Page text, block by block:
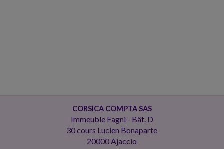
CORSICA COMPTA SAS
Immeuble Fagni - Bât. D
30 cours Lucien Bonaparte
20000 Ajaccio